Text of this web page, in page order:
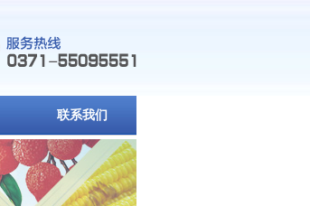
联系我们